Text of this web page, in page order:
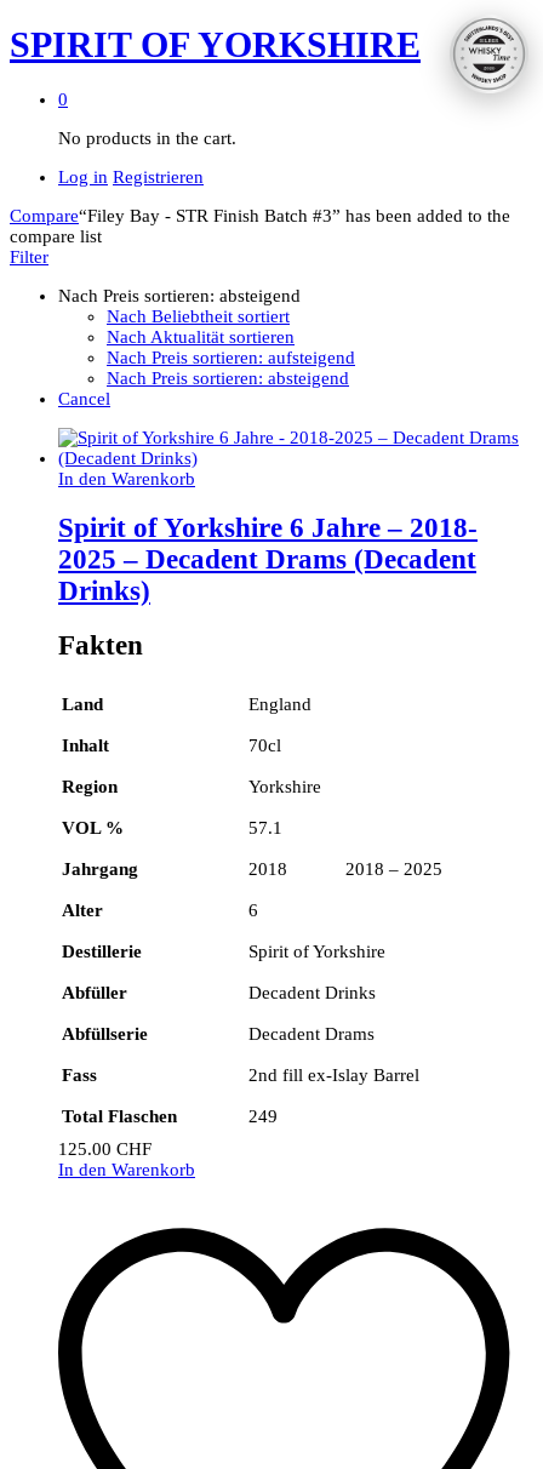
SPIRIT OF YORKSHIRE
0
No products in the cart.
Log in Registrieren
Compare“Filey Bay - STR Finish Batch #3” has been added to the
compare list
Filter
Nach Preis sortieren: absteigend
Nach Beliebtheit sortiert
Nach Aktualität sortieren
Nach Preis sortieren: aufsteigend
Nach Preis sortieren: absteigend
Cancel
In den Warenkorb
Spirit of Yorkshire 6 Jahre – 2018-
2025 – Decadent Drams (Decadent
Drinks)
Fakten
Land England
Inhalt 70cl
Region Yorkshire
VOL % 57.1
Jahrgang 2018 2018 – 2025
Alter 6
Destillerie Spirit of Yorkshire
Abfüller Decadent Drinks
Abfüllserie Decadent Drams
Fass 2nd fill ex-Islay Barrel
Total Flaschen
249
125.00 CHF
In den Warenkorb